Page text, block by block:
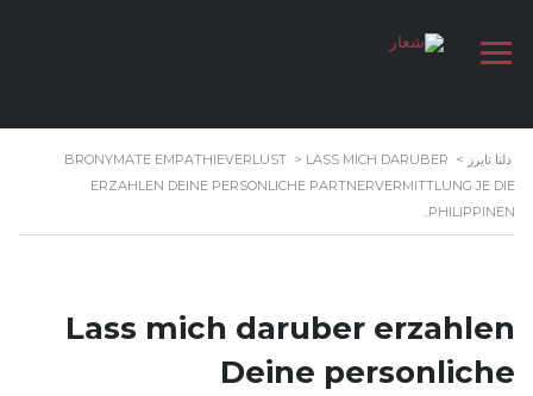
دلتا تايرز >
BRONYMATE EMPATHIEVERLUST > LASS MICH DARUBER
ERZAHLEN DEINE PERSONLICHE PARTNERVERMITTLUNG JE DIE
PHILIPPINEN..
Lass mich daruber erzahlen
Deine personliche